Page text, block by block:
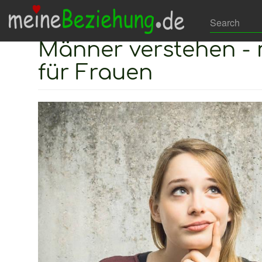
Direkt
zum
Search
Hauptnavigation
Männer verstehen -
für Frauen